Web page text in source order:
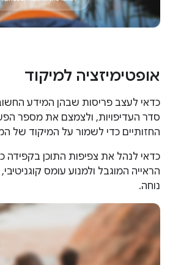
אופטימיזציה למיקוד
כדאי לעצב פריסות שבהן המידע
סדר העדיפויות, ולצמצם את מספר
החזותיים כדי לשמור על המיקוד של
כדאי לנהל את צפיפות התוכן
הראייה המוגבל ולמנוע עומס
נוחה.